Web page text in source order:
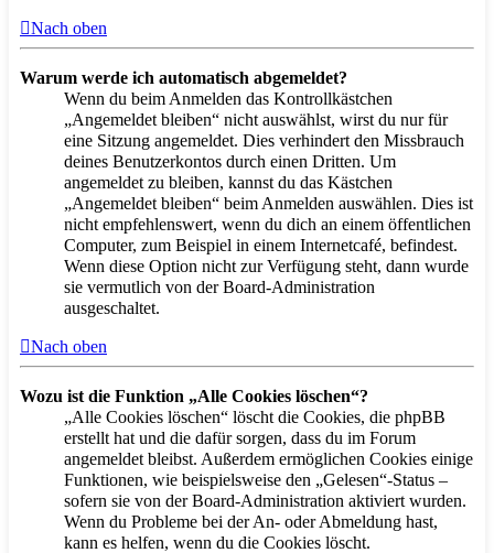
Nach oben
Warum werde ich automatisch abgemeldet?
Wenn du beim Anmelden das Kontrollkästchen
„Angemeldet bleiben“ nicht auswählst, wirst du nur für
eine Sitzung angemeldet. Dies verhindert den Missbrauch
deines Benutzerkontos durch einen Dritten. Um
angemeldet zu bleiben, kannst du das Kästchen
„Angemeldet bleiben“ beim Anmelden auswählen. Dies ist
nicht empfehlenswert, wenn du dich an einem öffentlichen
Computer, zum Beispiel in einem Internetcafé, befindest.
Wenn diese Option nicht zur Verfügung steht, dann wurde
sie vermutlich von der Board-Administration
ausgeschaltet.
Nach oben
Wozu ist die Funktion „Alle Cookies löschen“?
„Alle Cookies löschen“ löscht die Cookies, die phpBB
erstellt hat und die dafür sorgen, dass du im Forum
angemeldet bleibst. Außerdem ermöglichen Cookies einige
Funktionen, wie beispielsweise den „Gelesen“-Status –
sofern sie von der Board-Administration aktiviert wurden.
Wenn du Probleme bei der An- oder Abmeldung hast,
kann es helfen, wenn du die Cookies löscht.